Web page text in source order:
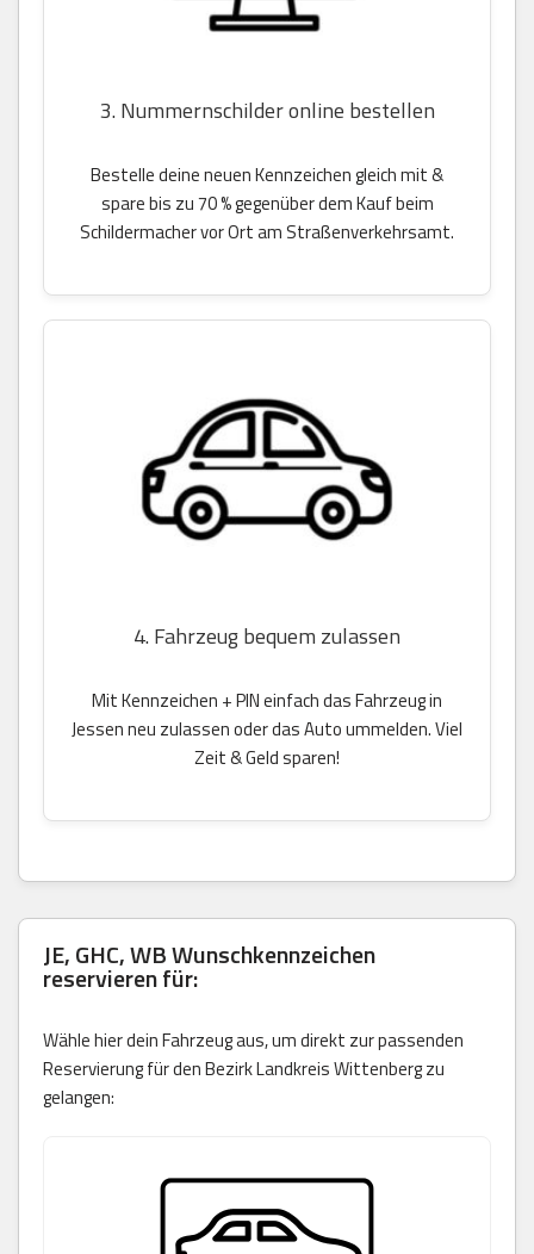
3. Nummernschilder online bestellen
Bestelle deine neuen Kennzeichen gleich mit &
spare bis zu 70 % gegenüber dem Kauf beim
Schildermacher vor Ort am Straßenverkehrsamt.
4. Fahrzeug bequem zulassen
Mit Kennzeichen + PIN einfach das Fahrzeug in
Jessen neu zulassen oder das Auto ummelden. Viel
Zeit & Geld sparen!
JE, GHC, WB Wunschkennzeichen
reservieren für:
Wähle hier dein Fahrzeug aus, um direkt zur passenden
Reservierung für den Bezirk Landkreis Wittenberg zu
gelangen: